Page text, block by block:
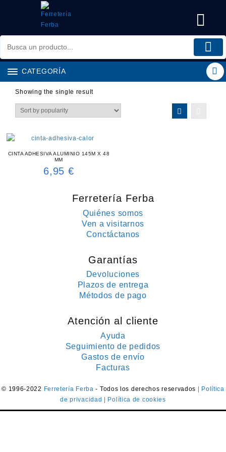
CATEGORÍA
Showing the single result
CINTA ADHESIVA ALUMINIO 145M X 48
MM
6,95 €
Ferretería Ferba
Quiénes somos
Ven a visitarnos
Conctáctanos
Garantías
Devoluciones
Plazos de entrega
Métodos de pago
Atención al cliente
Ayuda
Seguimiento de pedidos
Gastos de envío
Facturas
© 1996-2022 Ferretería Ferba- Todos los derechos reservados
| Política
de privacidad
| Política de cookies